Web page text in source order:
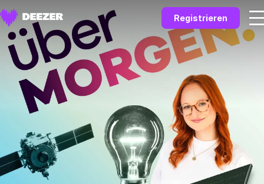
Registrieren